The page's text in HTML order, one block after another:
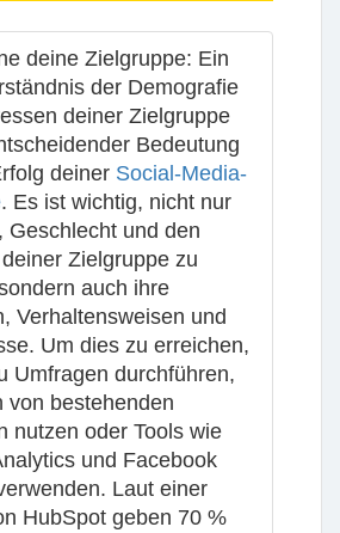
deine Zielgruppe: Ein
der Demografie
deiner Zielgruppe
Bedeutung
deiner Social-Media-
. Es ist wichtig, nicht nur
Geschlecht und den
Zielgruppe zu
auch ihre
Verhaltensweisen und
Um dies zu erreichen,
Umfragen durchführen,
von bestehenden
nutzen oder Tools wie
und Facebook
Laut einer
HubSpot geben 70 %